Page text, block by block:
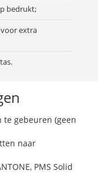
bedrukt;
extra
te gebeuren (geen
naar
PMS Solid